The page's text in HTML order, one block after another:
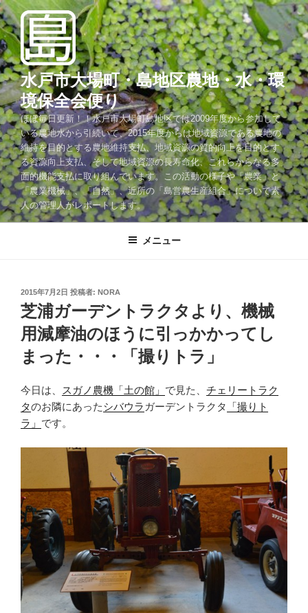
コ
ン
テ
ン
ツ
へ
ス
キ
ッ
プ
水戸市大場町・島地区農地・水・環
境保全会便り
ほぼ毎日更新！！水戸市大場町島地区では2009年度から参加して
いる農地水から引続いて、2015年度からは地域資源である農地の
維持を目的とする農地維持支払、地域資源の質的向上を目的とす
る資源向上支払、そして地域資源の長寿命化、これらからなる多
面的機能支払に取り組んでいます。この活動の様子や「農業」と
「農業機械」、「自然」、近所の「島営農生産組合」について素
人の管理人がレポートします。
メニュー
投
稿
日:
2015年7月2日 投稿者: NORA
芝浦ガーデントラクタより、機械
用減摩油のほうに引っかかってし
まった・・・「撮りトラ」
今日は、 スガノ農機「土の館」 で見た、 チェリートラク
タのお隣にあったシバウラ ガーデントラクタ
「撮りト
ラ」 です。